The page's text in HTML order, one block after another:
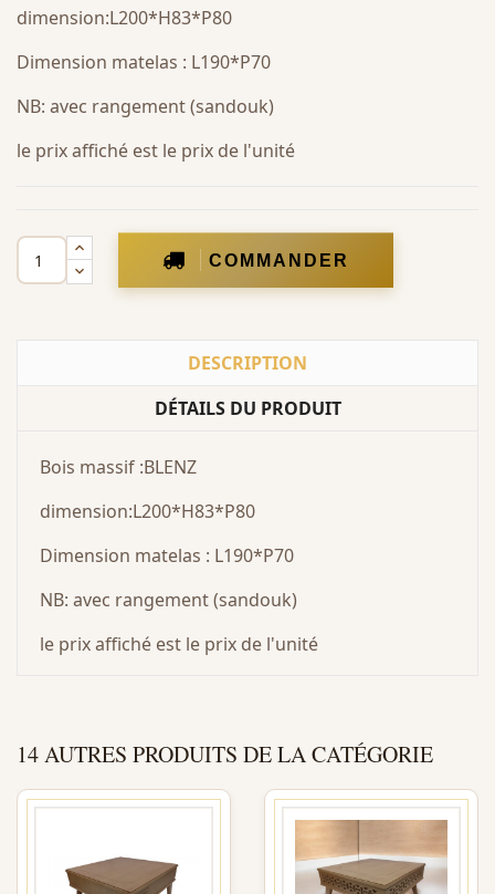
dimension:L200*H83*P80
Dimension matelas : L190*P70
NB: avec rangement (sandouk)
le prix affiché est le prix de l'unité
COMMANDER
DESCRIPTION
DÉTAILS DU PRODUIT
Bois massif :BLENZ
dimension:L200*H83*P80
Dimension matelas : L190*P70
NB: avec rangement (sandouk)
le prix affiché est le prix de l'unité
14 AUTRES PRODUITS DE LA CATÉGORIE